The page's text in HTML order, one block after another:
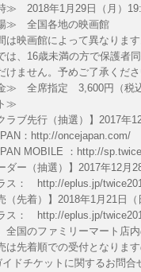
年1月29日（月）
全国各地の映画館
映画館によって異なります
は、16歳未満の方で保護者
けません。予めご了承くだ
席指定 3,600円（税込
≫
ラブ先行（抽選）】2017年
： http://oncejapan.com/
MOBILE ： http://
ダー（抽選）】2017年12月
ス：
http://eplus.jp/
（先着）】2018年1月21日
ス：
http://eplus.jp/
国のファミリーマート店
は先着順での受付となりま
イドチケットに関するお問